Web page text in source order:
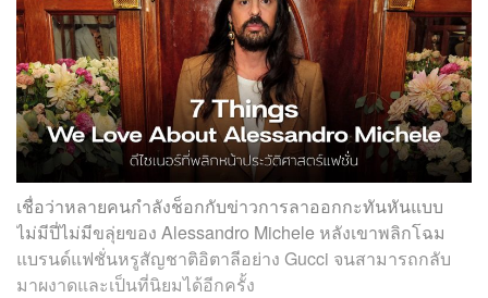
เชื่อว่าหลายคนกำลังช็อกกับข่าวการลาออกกะทันหันแบบ
ไม่มีปี่ไม่มีขลุ่ยของ Alessandro Michele หลังเขาพลิกโฉม
แบรนด์แฟชั่นหรูสัญชาติอิตาลีอย่าง Gucci จนสามารถกลับ
มาผงาดและเป็นที่นิยมได้อีกครั้ง